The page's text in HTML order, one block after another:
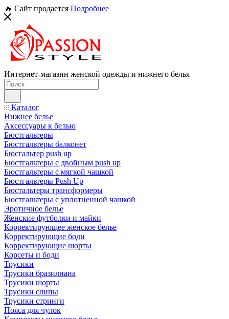
🔥 Сайт продается Подробнее
Интернет-магазин женской одежды и нижнего белья
Каталог
Нижнее белье
Аксессуары к белью
Бюстгальтеры
Бюстгальтеры балконет
Бюсгальтер push up
Бюстгальтеры с двойным push up
Бюстгальтеры с мягкой чашкой
Бюстгальтеры Push Up
Бюстальтеры трансформеры
Бюстгальтеры с уплотненной чашкой
Эротичное белье
Женские футболки и майки
Корректирующее женское белье
Корректирующие боди
Корректирующие шорты
Корсеты и боди
Трусики
Трусики бразилиана
Трусики шорты
Трусики слипы
Трусики стринги
Пояса для чулок